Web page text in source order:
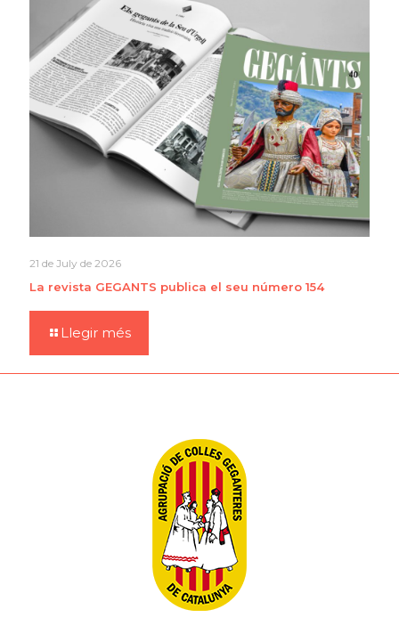
21 de July de 2026
La revista GEGANTS publica el seu número 154
Llegir més